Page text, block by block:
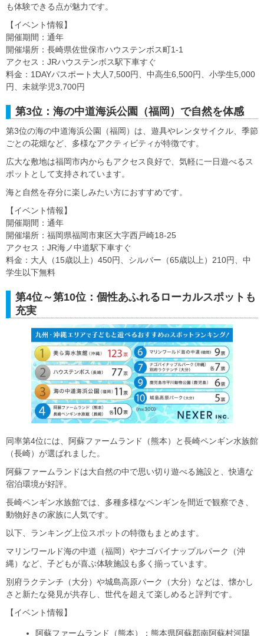
も体験できる点が魅力です。
【イベント情報】
開催期間：通年
開催場所：長崎県佐世保市ハウステンボス町1-1
アクセス：JRハウステンボス駅下車すぐ
料金：1DAYパスポート大人7,500円、中高生6,500円、小学生5,000
円、未就学児3,700円
第3位：海の中道海浜公園（福岡）で自然を体感
第3位の海の中道海浜公園（福岡）は、遊具やレンタサイクル、季節
ごとの花畑など、多様なアクティビティが特徴です。
広大な敷地は福岡市内からもアクセス良好で、気軽に一日遊べるス
ポットとして支持されています。
海と自然を存分に楽しみたい方におすすめです。
【イベント情報】
開催期間：通年
開催場所：福岡県福岡市東区大字西戸崎18-25
アクセス：JR海ノ中道駅下車すぐ
料金：大人（15歳以上）450円、シルバー（65歳以上）210円、中
学生以下無料
第4位～第10位：個性あふれるローカルスポットも
充実
同率第4位には、阿蘇ファームランド（熊本）と長崎ペンギン水族館
（長崎）が選ばれました。
阿蘇ファームランドは大自然の中で思い切り遊べる施設と、快適な
宿泊環境が好評。
長崎ペンギン水族館では、多種多様なペンギンを間近で観察でき、
動物好きの家族に人気です。
以下、ランキング上位スポットの特徴もまとめます。
マリンワールド海の中道（福岡）やナゴパイナップルパーク（沖
縄）など、子どもが喜ぶ体験施設も多く揃っています。
別府ラクテンチ（大分）や城島高原パーク（大分）などは、懐かし
さと新たな発見が共存し、世代を超えて楽しめると評判です。
【イベント情報】
阿蘇ファームランド（熊本）：熊本県阿蘇郡南阿蘇村河陽